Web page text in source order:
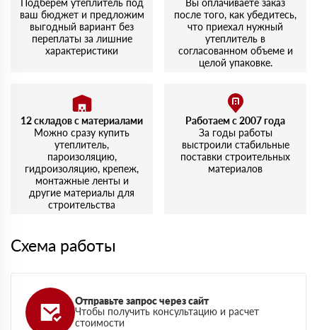
Подберем утеплитель под
ваш бюджет и предложим
выгодный вариант без
переплаты за лишние
характеристики
Вы оплачиваете заказ
после того, как убедитесь,
что приехал нужный
утеплитель в
согласованном объеме и
целой упаковке.
12 складов с материалами
Можно сразу купить
утеплитель,
пароизоляцию,
гидроизоляцию, крепеж,
монтажные ленты и
другие материалы для
строительства
Работаем с 2007 года
За годы работы
выстроили стабильные
поставки строительных
материалов
Схема работы
Отправьте запрос через сайт
Чтобы получить консультацию и расчет
стоимости